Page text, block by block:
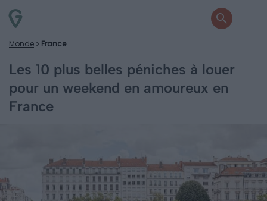
Monde France
Les 10 plus belles péniches à louer
pour un weekend en amoureux en
France